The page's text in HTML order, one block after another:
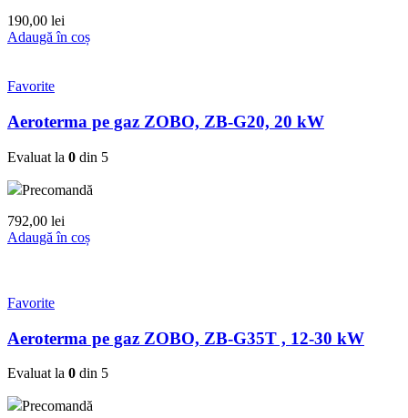
190,00 lei
Adaugă în coș
Favorite
Aeroterma pe gaz ZOBO, ZB-G20, 20 kW
Evaluat la 0 din 5
Precomandă
792,00 lei
Adaugă în coș
Favorite
Aeroterma pe gaz ZOBO, ZB-G35T , 12-30 kW
Evaluat la 0 din 5
Precomandă